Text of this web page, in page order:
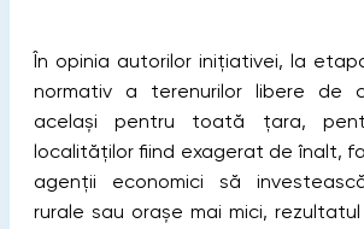
În opinia autorilor inițiativei, la
normativ a terenurilor libere de
același pentru toată țara,
localităților fiind exagerat de înalt,
agenții economici să
rurale sau orașe mai mici,